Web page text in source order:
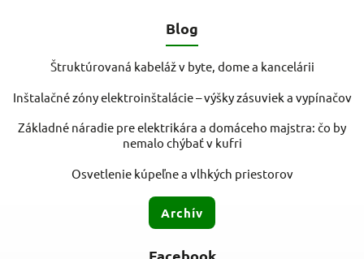
Blog
Štruktúrovaná kabeláž v byte, dome a kancelárii
Inštalačné zóny elektroinštalácie – výšky zásuviek a vypínačov
Základné náradie pre elektrikára a domáceho majstra: čo by
nemalo chýbať v kufri
Osvetlenie kúpeľne a vlhkých priestorov
Archív
Facebook